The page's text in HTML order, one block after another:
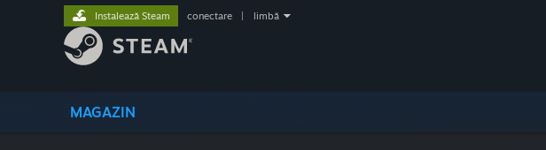
MAGAZIN
Instalează Steam conectare limbă